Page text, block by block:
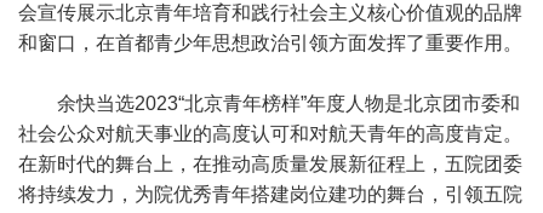
会宣传展示北京青年培育和践行社会主义核心价值观的品牌
和窗口，在首都青少年思想政治引领方面发挥了重要作用。
余快当选2023“北京青年榜样”年度人物是北京团市委和
社会公众对航天事业的高度认可和对航天青年的高度肯定。
在新时代的舞台上，在推动高质量发展新征程上，五院团委
将持续发力，为院优秀青年搭建岗位建功的舞台，引领五院